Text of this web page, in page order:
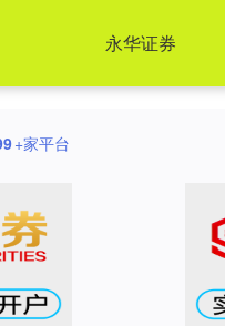
永华证券
+家平台